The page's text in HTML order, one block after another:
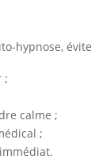
hypnose, évite
;
calme ;
;